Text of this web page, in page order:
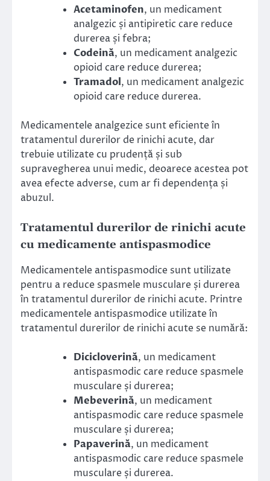
Acetaminofen, un medicament
analgezic și antipiretic care reduce
durerea și febra;
Codeină, un medicament analgezic
opioid care reduce durerea;
Tramadol, un medicament analgezic
opioid care reduce durerea.
Medicamentele analgezice sunt eficiente în
tratamentul durerilor de rinichi acute, dar
trebuie utilizate cu prudență și sub
supravegherea unui medic, deoarece acestea pot
avea efecte adverse, cum ar fi dependența și
abuzul.
Tratamentul durerilor de rinichi acute
cu medicamente antispasmodice
Medicamentele antispasmodice sunt utilizate
pentru a reduce spasmele musculare și durerea
în tratamentul durerilor de rinichi acute. Printre
medicamentele antispasmodice utilizate în
tratamentul durerilor de rinichi acute se numără:
Dicicloverină, un medicament
antispasmodic care reduce spasmele
musculare și durerea;
Mebeverină, un medicament
antispasmodic care reduce spasmele
musculare și durerea;
Papaverină, un medicament
antispasmodic care reduce spasmele
musculare și durerea.